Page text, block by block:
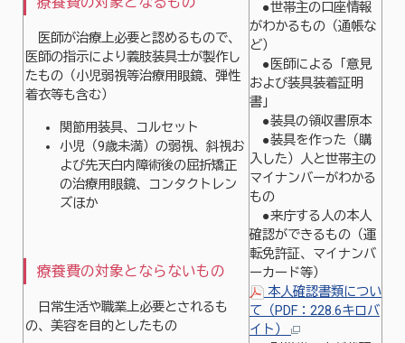
医師が治療上必要と認めるもので、
医師の指示により義肢装具士が製作し
たもの（小児弱視等治療用眼鏡、弾性
着衣等も含む）
関節用装具、コルセット
小児（9歳未満）の弱視、斜視お
よび先天白内障術後の屈折矯正
の治療用眼鏡、コンタクトレン
ズほか
療養費の対象とならないもの
日常生活や職業上必要とされるも
の、美容を目的としたもの
●世帯主の口座情報
がわかるもの（通帳な
ど）
●医師による「意見
および装具装着証明
書」
●装具の領収書原本
●装具を作った（購
入した）人と世帯主の
マイナンバーがわかる
もの
●来庁する人の本人
確認ができるもの（運
転免許証、マイナンバ
ーカード等）
本人確認書類につい
て（PDF：228.6キロバ
イト）